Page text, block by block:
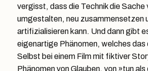
vergisst, dass die Technik die Sache
umgestalten, neu zusammensetzen
artifizialisieren kann. Und dann gibt
eigenartige Phänomen, welches das
Selbst bei einem Film mit fiktiver
Phänomen von Glauben, von »tun als